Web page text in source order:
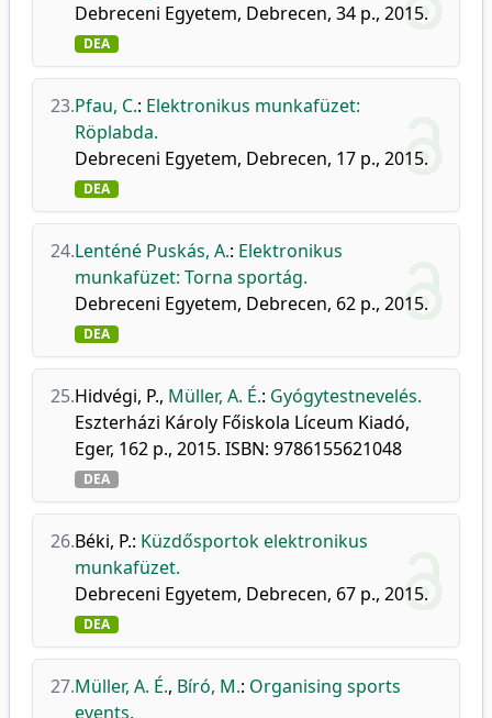
Debreceni Egyetem, Debrecen, 34 p., 2015.
DEA
23.Pfau, C.: Elektronikus munkafüzet:
Röplabda.
Debreceni Egyetem, Debrecen, 17 p., 2015.
DEA
24.Lenténé Puskás, A.: Elektronikus
munkafüzet: Torna sportág.
Debreceni Egyetem, Debrecen, 62 p., 2015.
DEA
25.Hidvégi, P., Müller, A. É.: Gyógytestnevelés.
Eszterházi Károly Főiskola Líceum Kiadó,
Eger, 162 p., 2015. ISBN: 9786155621048
DEA
26.Béki, P.: Küzdősportok elektronikus
munkafüzet.
Debreceni Egyetem, Debrecen, 67 p., 2015.
DEA
27.Müller, A. É., Bíró, M.: Organising sports
events.